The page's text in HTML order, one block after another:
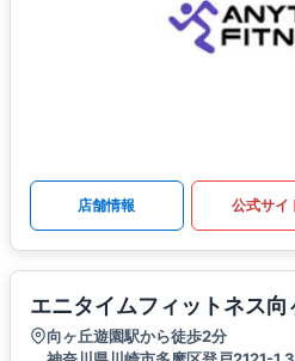
店舗情報 公式サイ
エニタイムフィットネス
向ヶ丘遊園駅から徒歩2分